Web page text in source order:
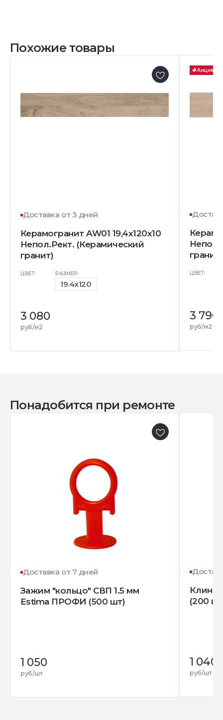
Похожие товары
Доставка от 3 дней
Керамогранит AW01 19,4x120x10
Непол.Рект. (Керамический
гранит)
ЦВЕТ: РАЗМЕР:
19.4x120
3 080
руб/м2
Акция
гранит)
ЦВЕТ:
3 790
руб/м2
Понадобится при ремонте
Доставка от 7 дней
Зажим "кольцо" СВП 1.5 мм
Estima ПРОФИ (500 шт)
1 050
руб/шт
Клин
(200
1 040
руб/шт